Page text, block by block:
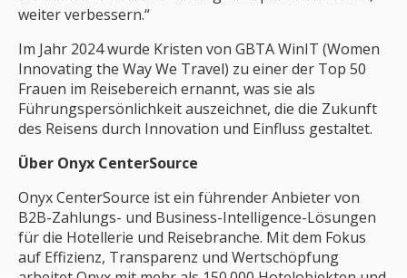
weiter verbessern.“
Im Jahr 2024 wurde Kristen von GBTA WinIT (Women
Innovating the Way We Travel) zu einer der Top 50
Frauen im Reisebereich ernannt, was sie als
Führungspersönlichkeit auszeichnet, die die Zukunft
des Reisens durch Innovation und Einfluss gestaltet.
Über Onyx CenterSource
Onyx CenterSource ist ein führender Anbieter von
B2B-Zahlungs- und Business-Intelligence-Lösungen
für die Hotellerie und Reisebranche. Mit dem Fokus
auf Effizienz, Transparenz und Wertschöpfung